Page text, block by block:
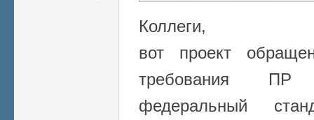
Коллеги,
вот проект
требования ПР
федеральный